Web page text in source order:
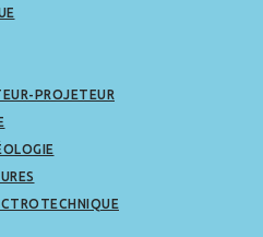
PROJETEUR